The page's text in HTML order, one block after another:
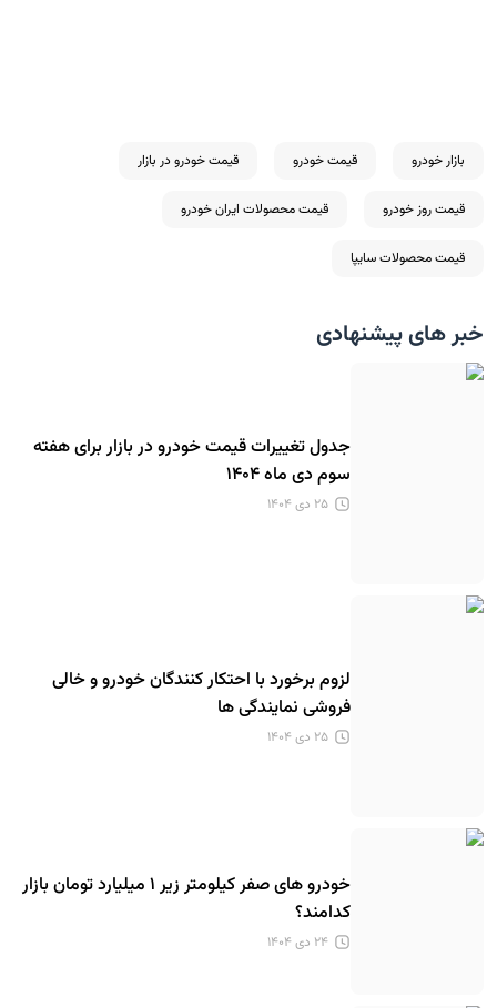
بازار خودرو قیمت خودرو قیمت خودرو در بازار
قیمت روز خودرو قیمت محصولات ایران خودرو
قیمت محصولات سایپا
خبر های پیشنهادی
جدول تغییرات قیمت خودرو در بازار برای هفته
سوم دی ماه ۱۴۰۴
۲۵ دی ۱۴۰۴
لزوم برخورد با احتکار کنندگان خودرو و خالی
فروشی نمایندگی ها
۲۵ دی ۱۴۰۴
خودرو های صفر کیلومتر زیر ۱ میلیارد تومان بازار
کدامند؟
۲۴ دی ۱۴۰۴